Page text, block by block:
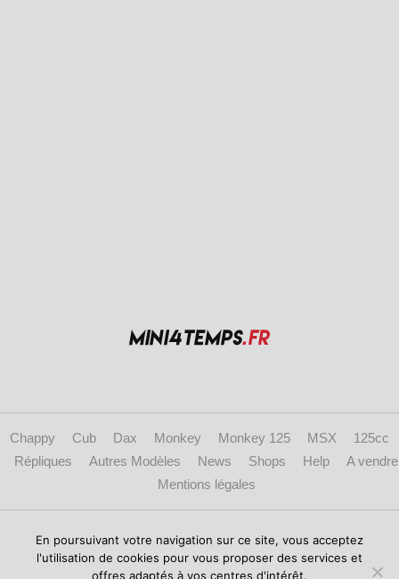
Chappy Cub Dax Monkey Monkey 125 MSX
125cc
Répliques
Autres Modèles News Shops Help
A vendre
Mentions légales
Copyright © 2017 mini4temps.fr - Le site des fans de Honda Dax, Monkey et
répliques.
En poursuivant votre navigation sur ce site, vous acceptez
l'utilisation de cookies pour vous proposer des services et
offres adaptés à vos centres d'intérêt.